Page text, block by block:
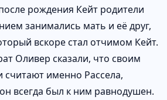
рождения Кейт родители
занимались мать и её друг,
вскоре стал отчимом Кейт.
Оливер сказали, что своим
именно Рассела,
всегда был к ним равнодушен.